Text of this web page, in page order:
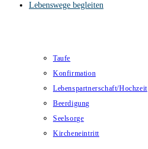
Lebenswege begleiten
Taufe
Konfirmation
Lebenspartnerschaft/Hochzeit
Beerdigung
Seelsorge
Kircheneintritt